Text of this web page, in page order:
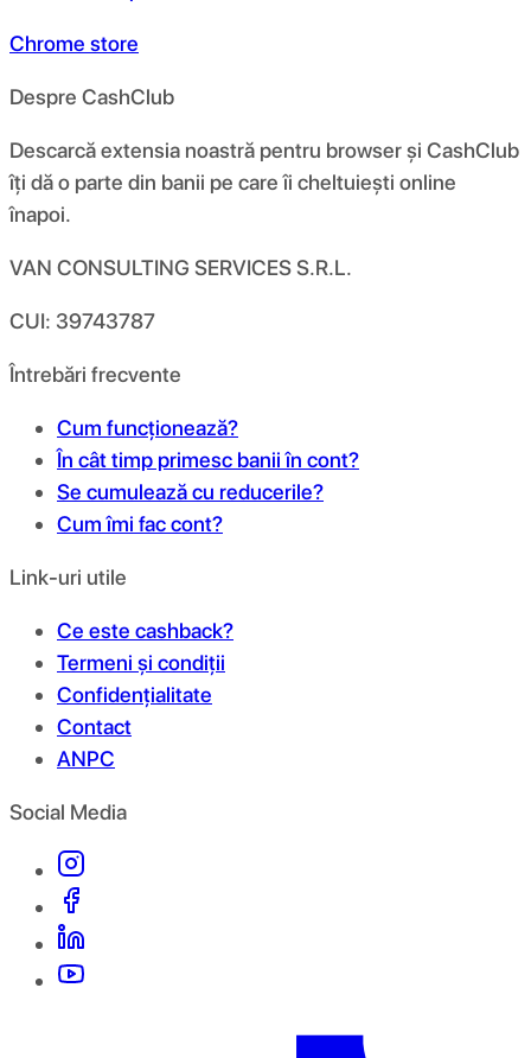
Chrome store
Despre CashClub
Descarcă extensia noastră pentru browser și CashClub
îți dă o parte din banii pe care îi cheltuiești online
înapoi.
VAN CONSULTING SERVICES S.R.L.
CUI: 39743787
Întrebări frecvente
Cum funcționează?
În cât timp primesc banii în cont?
Se cumulează cu reducerile?
Cum îmi fac cont?
Link-uri utile
Ce este cashback?
Termeni și condiții
Confidențialitate
Contact
ANPC
Social Media